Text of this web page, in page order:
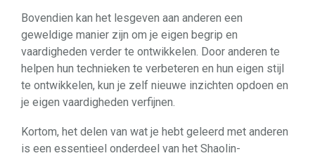
Bovendien kan het lesgeven aan anderen een
geweldige manier zijn om je eigen begrip en
vaardigheden verder te ontwikkelen. Door anderen te
helpen hun technieken te verbeteren en hun eigen stijl
te ontwikkelen, kun je zelf nieuwe inzichten opdoen en
je eigen vaardigheden verfijnen.
Kortom, het delen van wat je hebt geleerd met anderen
is een essentieel onderdeel van het Shaolin-